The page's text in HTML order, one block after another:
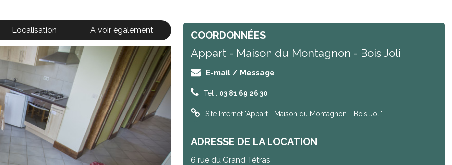
Localisation A voir également COORDONNÉES
Appart - Maison du Montagnon - Bois Joli
E-mail / Message
Tél : 03 81 69 26 30
Site Internet "Appart - Maison du Montagnon - Bois Joli"
ADRESSE DE LA LOCATION
6 rue du Grand Tétras